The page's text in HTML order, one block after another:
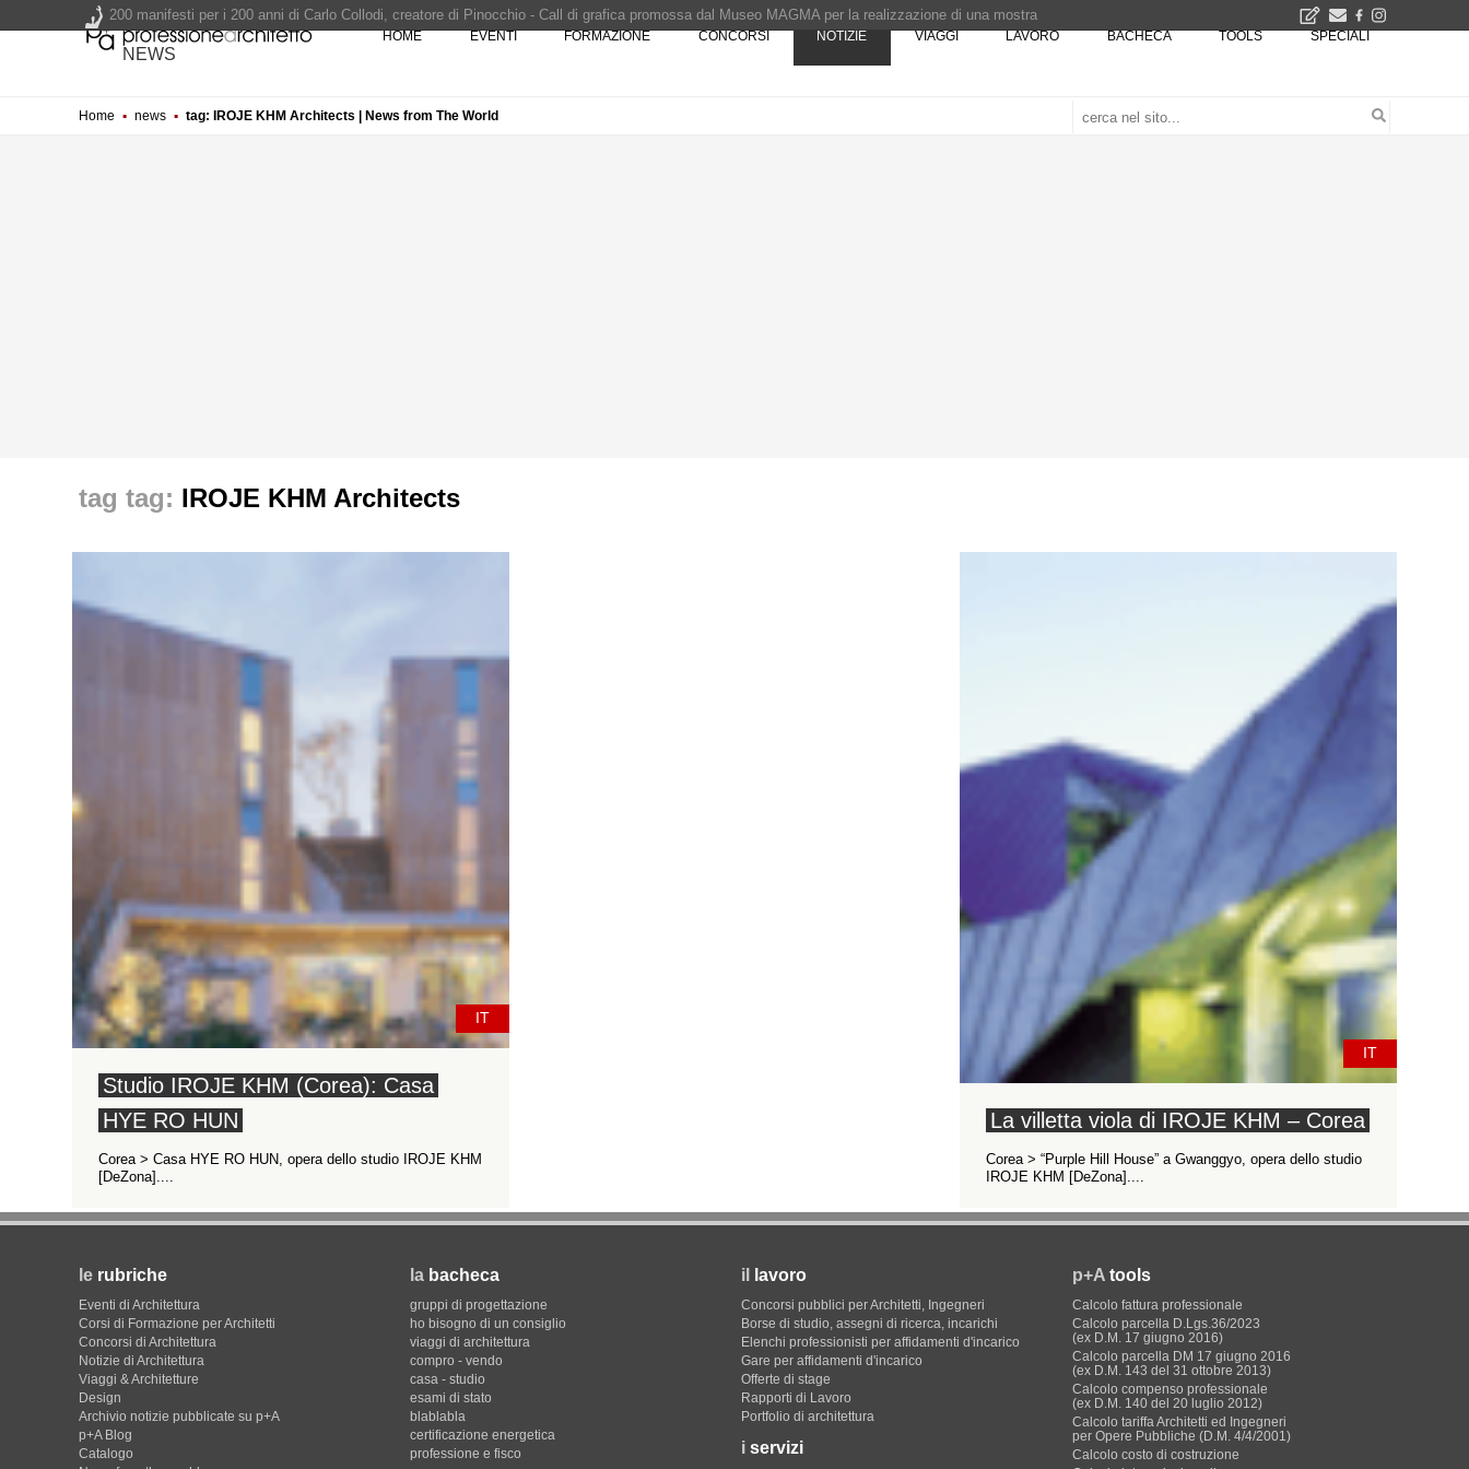
NEWS
HOME EVENTI FORMAZIONE CONCORSI NOTIZIE VIAGGI LAVORO BACHECA TOOLS SPECIALI
Home ▪ news ▪ tag: IROJE KHM Architects | News from The World
tag: IROJE KHM Architects
IT
Studio IROJE KHM (Corea): Casa
HYE RO HUN
Corea > Casa HYE RO HUN, opera dello studio IROJE KHM
[DeZona]....
IT
La villetta viola di IROJE KHM – Corea
Corea > “Purple Hill House” a Gwanggyo, opera dello studio
IROJE KHM [DeZona]....
le rubriche
Eventi di Architettura
Corsi di Formazione per Architetti
Concorsi di Architettura
Notizie di Architettura
Viaggi & Architetture
Design
Archivio notizie pubblicate su p+A
p+A Blog
Catalogo
la bacheca
gruppi di progettazione
ho bisogno di un consiglio
viaggi di architettura
compro - vendo
casa - studio
esami di stato
blablabla
certificazione energetica
professione e fisco
il lavoro
Concorsi pubblici per Architetti, Ingegneri
Borse di studio, assegni di ricerca, incarichi
Elenchi professionisti per affidamenti d'incarico
Gare per affidamenti d'incarico
Offerte di stage
Rapporti di Lavoro
Portfolio di architettura
i servizi
p+A tools
Calcolo fattura professionale
Calcolo parcella D.Lgs.36/2023
(ex D.M. 17 giugno 2016)
Calcolo parcella DM 17 giugno 2016
(ex D.M. 143 del 31 ottobre 2013)
Calcolo compenso professionale
(ex D.M. 140 del 20 luglio 2012)
Calcolo tariffa Architetti ed Ingegneri
per Opere Pubbliche (D.M. 4/4/2001)
Calcolo costo di costruzione
200 manifesti per i 200 anni di Carlo Collodi, creatore di Pinocchio - Call di grafica promossa dal Museo MAGMA per la realizzazione di una mostra
La ricarica dei profumi domestici in un prodotto innovativo di design - Concorso di product design by Desall · Al vincitore un premio di 5.000 euro